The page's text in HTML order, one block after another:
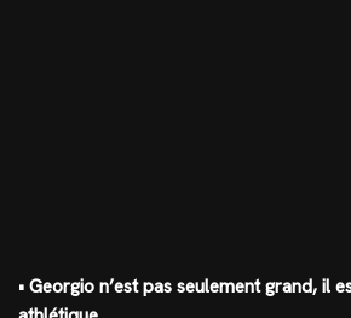
• Georgio n’est pas seulement grand, il